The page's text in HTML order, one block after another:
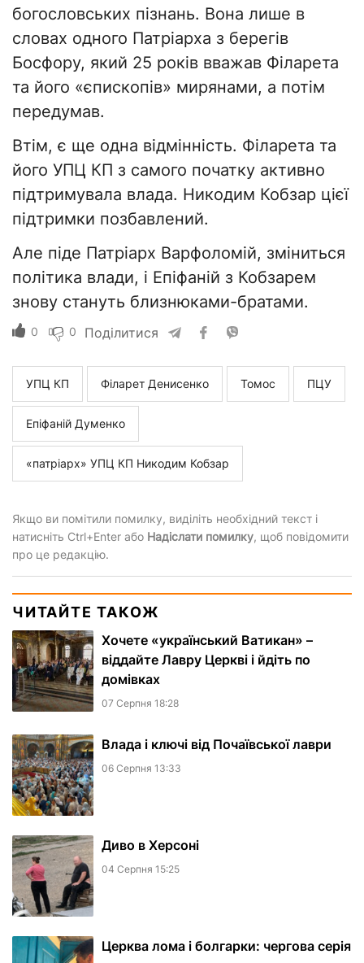
богословських пізнань. Вона лише в
словах одного Патріарха з берегів
Босфору, який 25 років вважав Філарета
та його «єпископів» мирянами, а потім
передумав.
Втім, є ще одна відмінність. Філарета та
його УПЦ КП з самого початку активно
підтримувала влада. Никодим Кобзар цієї
підтримки позбавлений.
Але піде Патріарх Варфоломій, зміниться
політика влади, і Епіфаній з Кобзарем
знову стануть близнюками-братами.
0 0 Поділитися
УПЦ КП Філарет Денисенко Томос ПЦУ
Епіфаній Думенко
«патріарх» УПЦ КП Никодим Кобзар
Якщо ви помітили помилку, виділіть необхідний текст і
натисніть Ctrl+Enter або Надіслати помилку, щоб повідомити
про це редакцію.
ЧИТАЙТЕ ТАКОЖ
Хочете «український Ватикан» –
віддайте Лавру Церкві і йдіть по
домівках
07 Серпня 18:28
Влада і ключі від Почаївської лаври
06 Серпня 13:33
Диво в Херсоні
04 Серпня 15:25
Церква лома і болгарки: чергова серія